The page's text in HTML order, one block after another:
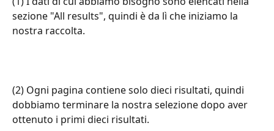
sezione "All results", quindi è da lì che iniziamo la
nostra raccolta.
(2) Ogni pagina contiene solo dieci risultati, quindi
dobbiamo terminare la nostra selezione dopo aver
ottenuto i primi dieci risultati.